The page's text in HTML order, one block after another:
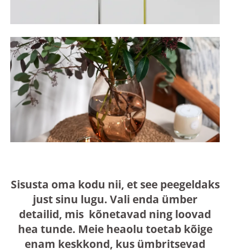
Sisusta oma kodu nii, et see peegeldaks
just sinu lugu. Vali enda ümber
detailid, mis kõnetavad ning loovad
hea tunde. Meie heaolu toetab kõige
enam keskkond, kus ümbritsevad